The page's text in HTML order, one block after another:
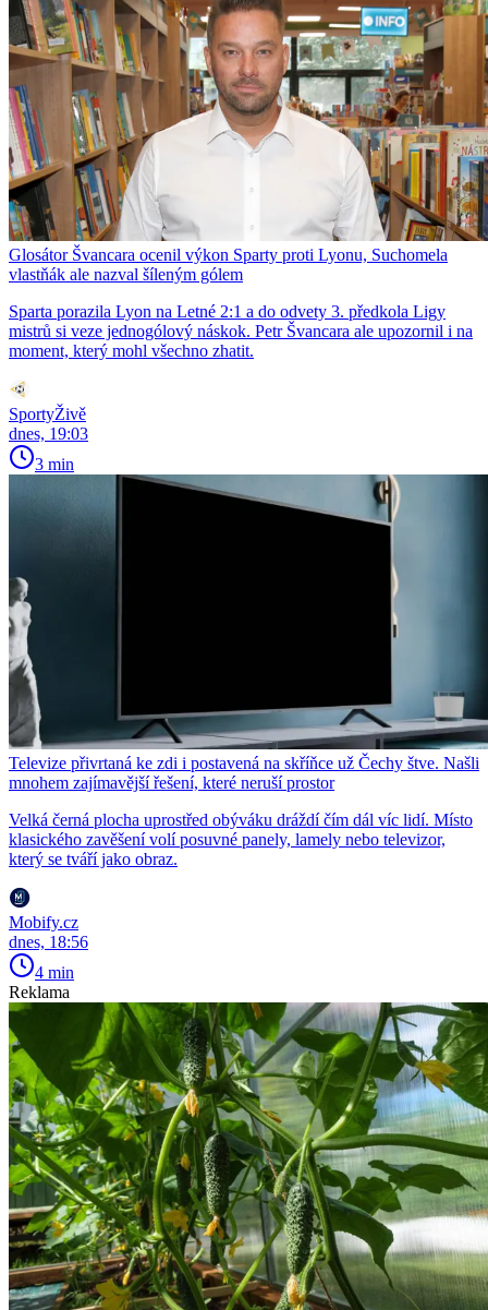
Glosátor Švancara ocenil výkon Sparty proti Lyonu, Suchomela
vlastňák ale nazval šíleným gólem
Sparta porazila Lyon na Letné 2:1 a do odvety 3. předkola Ligy
mistrů si veze jednogólový náskok. Petr Švancara ale upozornil i na
moment, který mohl všechno zhatit.
SportyŽivě
dnes, 19:03
3 min
Televize přivrtaná ke zdi i postavená na skříňce už Čechy štve. Našli
mnohem zajímavější řešení, které neruší prostor
Velká černá plocha uprostřed obýváku dráždí čím dál víc lidí. Místo
klasického zavěšení volí posuvné panely, lamely nebo televizor,
který se tváří jako obraz.
Mobify.cz
dnes, 18:56
4 min
Reklama